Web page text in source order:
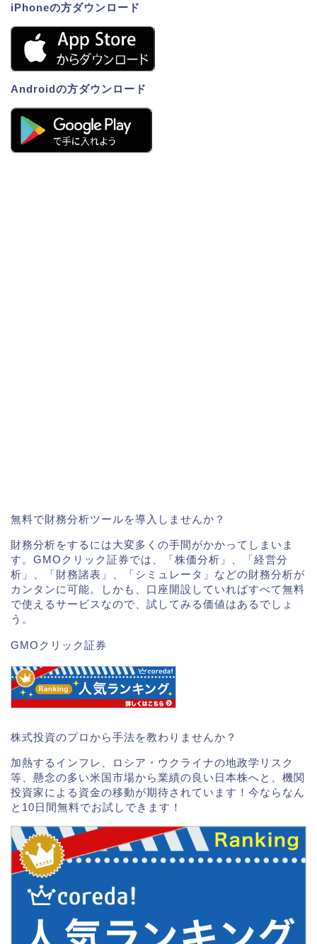
iPhoneの方ダウンロード
Androidの方ダウンロード
無料で財務分析ツールを導入しませんか？
財務分析をするには大変多くの手間がかかってしまいま
す。GMOクリック証券では、「株価分析」、「経営分
析」、「財務諸表」、「シミュレータ」などの財務分析が
カンタンに可能。しかも、口座開設していればすべて無料
で使えるサービスなので、試してみる価値はあるでしょ
う。
GMOクリック証券
株式投資のプロから手法を教わりませんか？
加熱するインフレ、ロシア・ウクライナの地政学リスク
等、懸念の多い米国市場から業績の良い日本株へと、機関
投資家による資金の移動が期待されています！今ならなん
と10日間無料でお試しできます！